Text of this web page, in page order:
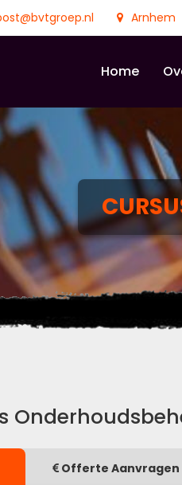
Arnhem
Home
Offerte Aanvragen